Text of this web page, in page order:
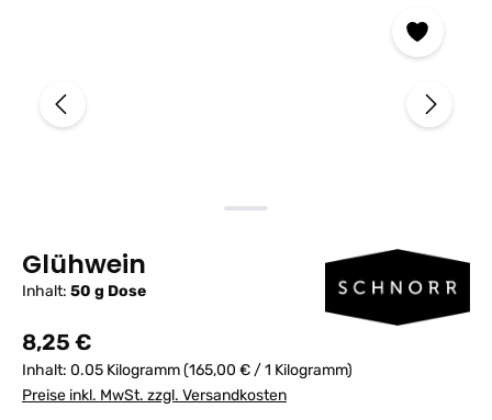
Glühwein
Inhalt: 50 g Dose
Regulärer Preis:
8,25 €
Inhalt: 0.05 Kilogramm(165,00 € / 1 Kilogramm)
Preise inkl. MwSt. zzgl. Versandkosten